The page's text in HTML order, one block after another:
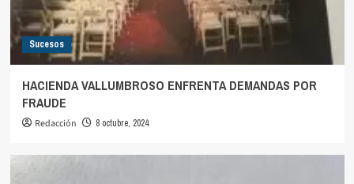
Sucesos
HACIENDA VALLUMBROSO ENFRENTA DEMANDAS POR
FRAUDE
Redacción 8 octubre, 2024